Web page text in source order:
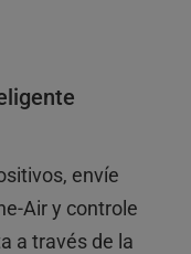
envíe
Air y controle
a través de la